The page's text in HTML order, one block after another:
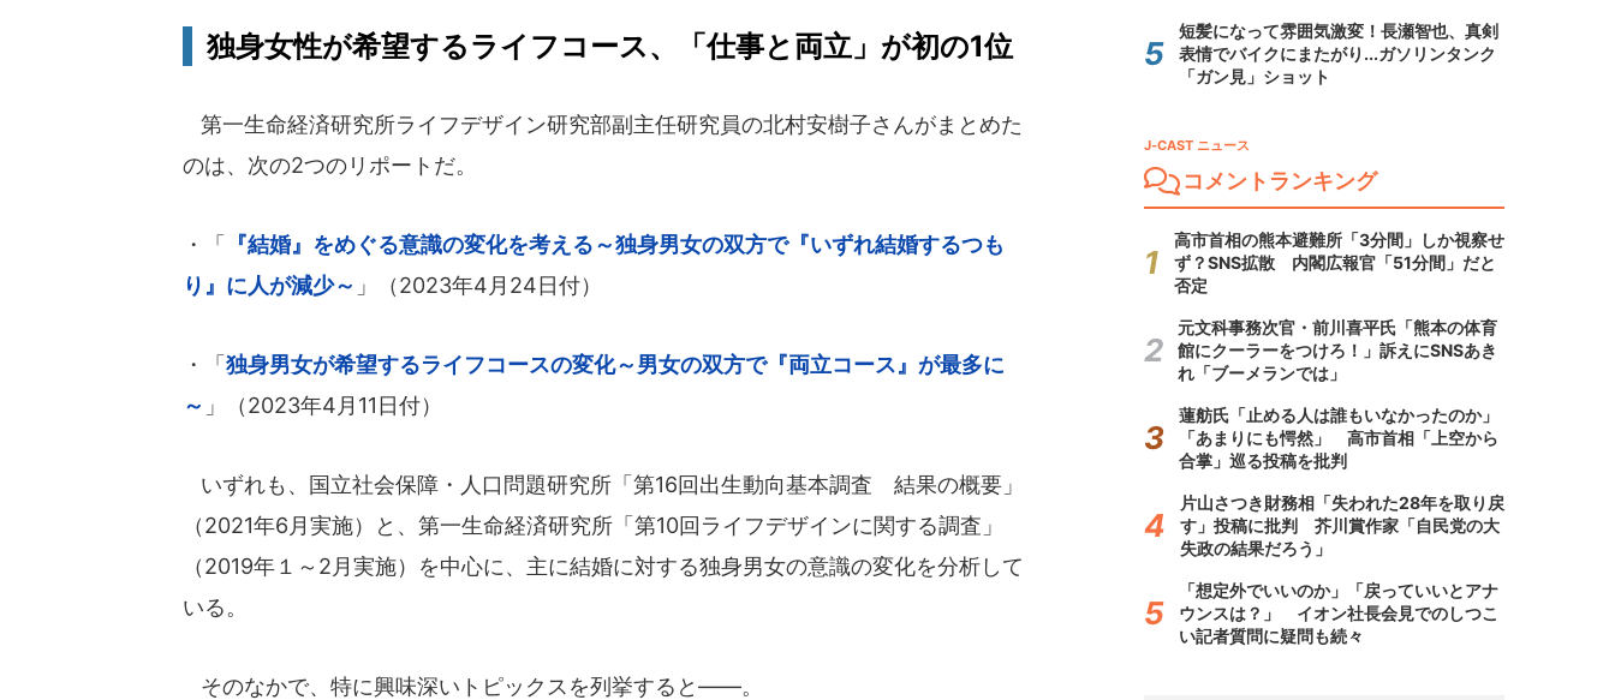
独身女性が希望するライフコース、「仕事と両立」が初の1位
第一生命経済研究所ライフデザイン研究部副主任研究員の北村安樹子さんがまとめた
のは、次の2つのリポートだ。
・「
『結婚』をめぐる意識の変化を考える～独身男女の双方で『いずれ結婚するつも
り』に人が減少～ 」（2023年4月24日付）
・「 独身男女が希望するライフコースの変化～男女の双方で『両立コース』が最多に
～ 」（2023年4月11日付）
いずれも、国立社会保障・人口問題研究所「第16回出生動向基本調査 結果の概要」
（2021年6月実施）と、第一生命経済研究所「第10回ライフデザインに関する調査」
（2019年１～2月実施）を中心に、主に結婚に対する独身男女の意識の変化を分析して
いる。
そのなかで、特に興味深いトピックスを列挙すると――。
短髪になって雰囲気激変！長瀬智也、真剣
表情でバイクにまたがり...ガソリンタンク
「ガン見」ショット
J-CAST ニュース
コメントランキング
高市首相の熊本避難所「3分間」しか視察せ
ず？SNS拡散 内閣広報官「51分間」だと
否定
元文科事務次官・前川喜平氏「熊本の体育
館にクーラーをつけろ！」訴えにSNSあき
れ「ブーメランでは」
蓮舫氏「止める人は誰もいなかったのか」
「あまりにも愕然」 高市首相「上空から
合掌」巡る投稿を批判
片山さつき財務相「失われた28年を取り戻
す」投稿に批判 芥川賞作家「自民党の大
失政の結果だろう」
「想定外でいいのか」「戻っていいとアナ
ウンスは？」 イオン社長会見でのしつこ
い記者質問に疑問も続々